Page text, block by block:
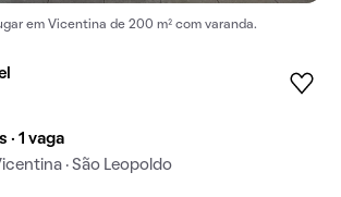
em Vicentina de 200 m² com varanda.
· 1 vaga
· São Leopoldo